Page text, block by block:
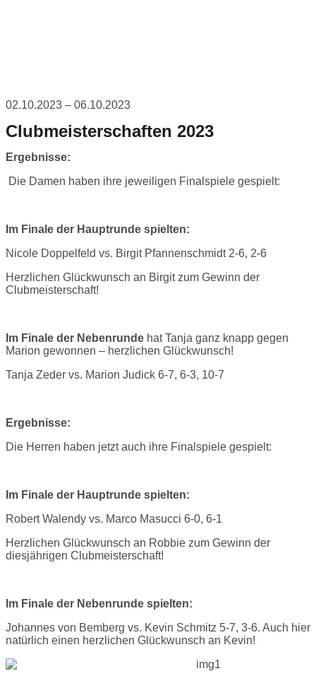
02.10.2023 – 06.10.2023
Clubmeisterschaften 2023
Ergebnisse:
Die Damen haben ihre jeweiligen Finalspiele gespielt:
Im Finale der Hauptrunde spielten:
Nicole Doppelfeld vs. Birgit Pfannenschmidt 2-6, 2-6
Herzlichen Glückwunsch an Birgit zum Gewinn der
Clubmeisterschaft!
Im Finale der Nebenrunde hat Tanja ganz knapp gegen
Marion gewonnen – herzlichen Glückwunsch!
Tanja Zeder vs. Marion Judick 6-7, 6-3, 10-7
Ergebnisse:
Die Herren haben jetzt auch ihre Finalspiele gespielt:
Im Finale der Hauptrunde spielten:
Robert Walendy vs. Marco Masucci 6-0, 6-1
Herzlichen Glückwunsch an Robbie zum Gewinn der
diesjährigen Clubmeisterschaft!
Im Finale der Nebenrunde spielten:
Johannes von Bemberg vs. Kevin Schmitz 5-7, 3-6. Auch hier
natürlich einen herzlichen Glückwunsch an Kevin!